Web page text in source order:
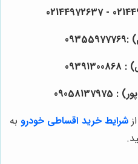
شرایط خرید اقساطی خودرو به